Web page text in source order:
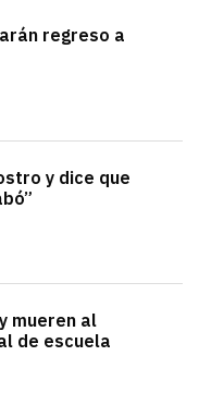
regreso a
y dice que
mueren al
de escuela